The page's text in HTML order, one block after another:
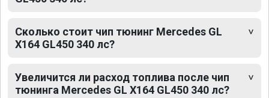
Сколько стоит чип тюнинг Mercedes GL
X164 GL450 340 лс?
Увеличится ли расход топлива после чип
тюнинга Mercedes GL X164 GL450 340 лс?